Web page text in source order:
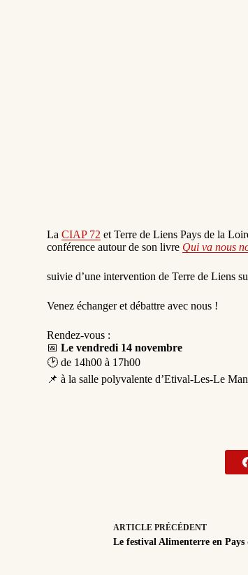
LaCIAP 72 et Terre de Liens Pays de la
conférence autour de son livre Qui va nous
suivie d’une intervention de Terre de Liens
Venez échanger et débattre avec nous !
Rendez-vous :
📅Le vendredi 14 novembre
🕑 de 14h00 à 17h00
📌 à la salle polyvalente d’Etival-Les-Le
ARTICLE PRÉCÉDENT
Le festival Alimenterre en Pays